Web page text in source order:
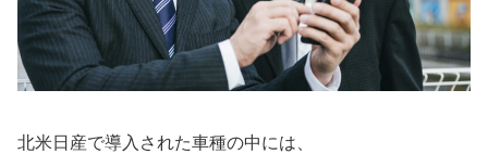
北米日産で導入された車種の中には、